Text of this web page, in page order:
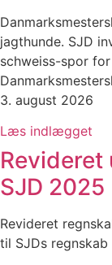
jagthunde. SJD
schweiss-spor
3. august 2026
Læs indlægget
SJD 2025
Revideret
til SJDs